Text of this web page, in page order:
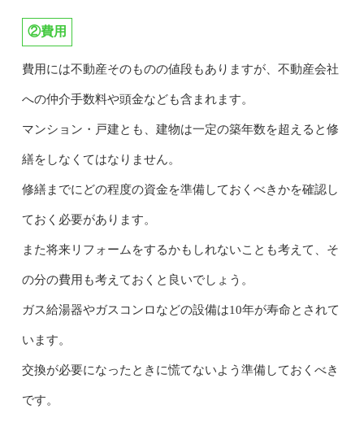
②費用
費用には不動産そのものの値段もありますが、不動産会社
への仲介手数料や頭金なども含まれます。
マンション・戸建とも、建物は一定の築年数を超えると修
繕をしなくてはなりません。
修繕までにどの程度の資金を準備しておくべきかを確認し
ておく必要があります。
また将来リフォームをするかもしれないことも考えて、そ
の分の費用も考えておくと良いでしょう。
ガス給湯器やガスコンロなどの設備は10年が寿命とされて
います。
交換が必要になったときに慌てないよう準備しておくべき
です。